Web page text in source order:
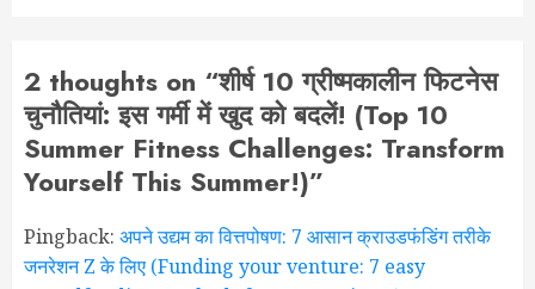
2 thoughts on “शीर्ष 10 ग्रीष्मकालीन फिटनेस
चुनौतियां: इस गर्मी में खुद को बदलें! (Top 10
Summer Fitness Challenges: Transform
Yourself This Summer!)”
Pingback: अपने उद्यम का वित्तपोषण: 7 आसान क्राउडफंडिंग तरीके
जनरेशन Z के लिए (Funding your venture: 7 easy